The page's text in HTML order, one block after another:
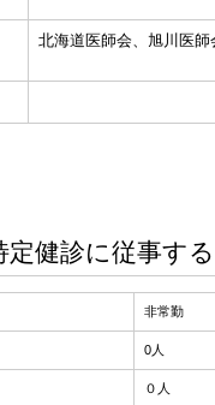
北海道医師会、旭川医師
健診に従事す
非常勤
0人
０人